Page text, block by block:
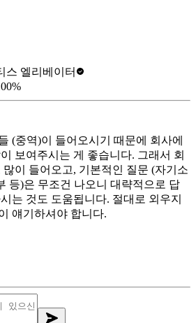
스 엘리베이터
%
(중역)이 들어오시기 때문에 회사에
보여주시는 게 좋습니다. 그래서 회
이 들어오고, 기본적인 질문 (자기소
등)은 무조건 나오니 대략적으로 답
는 것도 도움됩니다. 절대로 외우지
얘기하셔야 합니다.